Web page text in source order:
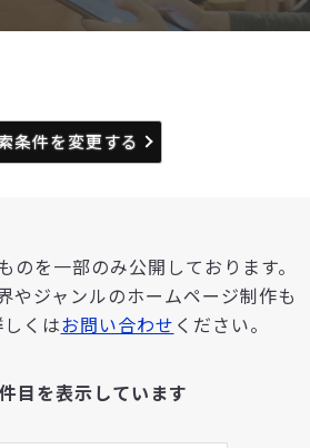
条件を変更する
のを一部のみ公開しております。
やジャンルのホームページ制作も
くはお問い合わせ ください。
件目を表示しています